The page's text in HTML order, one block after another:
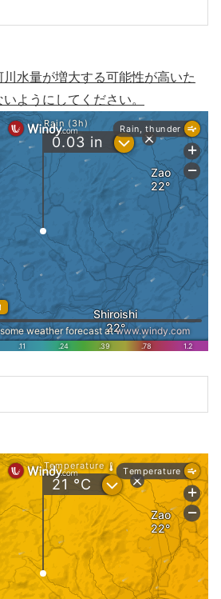
水量が増大する可能性が高いた
ようにしてください。